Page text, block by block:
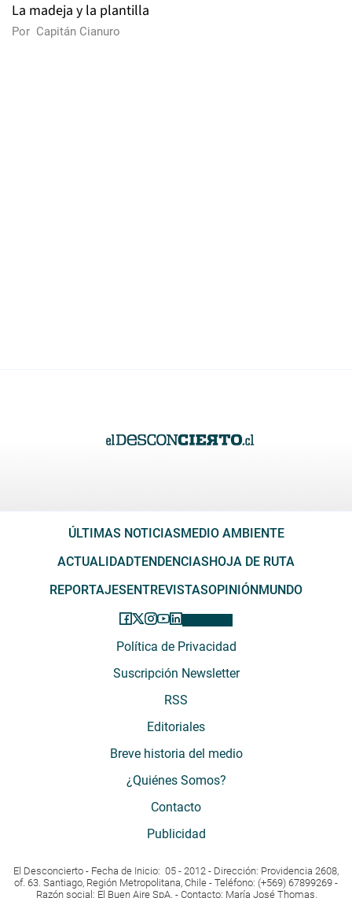
La madeja y la plantilla
Por Capitán Cianuro
ÚLTIMAS NOTICIASMEDIO AMBIENTE
ACTUALIDADTENDENCIASHOJA DE RUTA
REPORTAJESENTREVISTASOPINIÓNMUNDO
Política de Privacidad
Suscripción Newsletter
RSS
Editoriales
Breve historia del medio
¿Quiénes Somos?
Contacto
Publicidad
El Desconcierto - Fecha de Inicio: 05 - 2012 - Dirección: Providencia 2608,
of. 63. Santiago, Región Metropolitana, Chile - Teléfono: (+569) 67899269 -
Razón social: El Buen Aire SpA. - Contacto: María José Thomas,